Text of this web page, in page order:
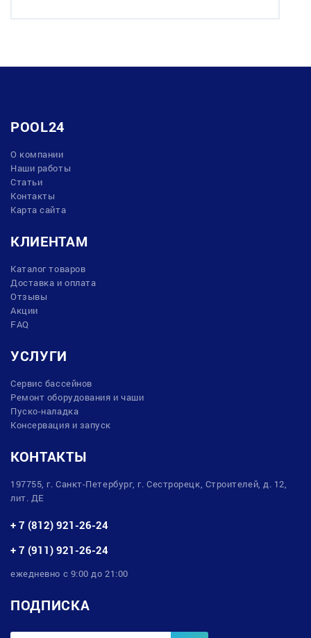
POOL24
О компании
Наши работы
Статьи
Контакты
Карта сайта
КЛИЕНТАМ
Каталог товаров
Доставка и оплата
Отзывы
Акции
FAQ
УСЛУГИ
Сервис бассейнов
Ремонт оборудования и чаши
Пуско-наладка
Консервация и запуск
КОНТАКТЫ
197755, г. Санкт-Петербург, г. Сестрорецк, Строителей, д. 12,
лит. ДЕ
+ 7 (812) 921-26-24
+ 7 (911) 921-26-24
ежедневно с 9:00 до 21:00
ПОДПИСКА